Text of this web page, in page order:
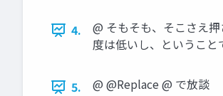
4.
@ そもそも、そこさえ
度は低いし、ということ
5. @ @Replace @ で放談